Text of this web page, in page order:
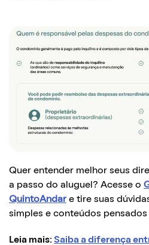
Quer entender melhor seus
a passo do aluguel? Acesse o
QuintoAndare tire suas
simples e conteúdos pensados
Leia mais: Saiba a diferença